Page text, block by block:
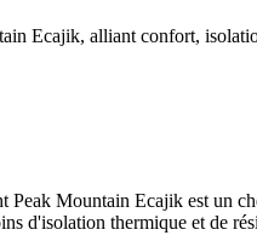
Ecajik, alliant confort,
Peak Mountain Ecajik est un
d'isolation thermique et de